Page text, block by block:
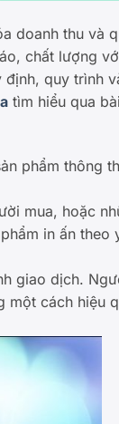
doanh thu và
chất lượng
quy trình
tìm hiểu qua
phẩm thông
mua, hoặc
in ấn theo
giao dịch.
cách hiệu